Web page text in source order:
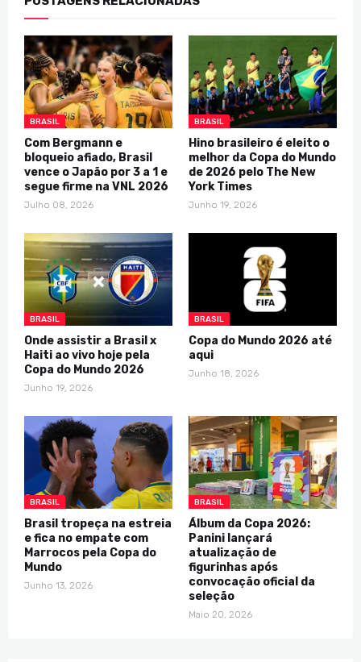
BRASIL
Com Bergmann e
bloqueio afiado, Brasil
vence o Japão por 3 a 1 e
segue firme na VNL 2026
Julho 08, 2026
BRASIL
Hino brasileiro é eleito o
melhor da Copa do Mundo
de 2026 pelo The New
York Times
Junho 19, 2026
BRASIL
Onde assistir a Brasil x
Haiti ao vivo hoje pela
Copa do Mundo 2026
Junho 19, 2026
BRASIL
Copa do Mundo 2026 até
aqui
Junho 18, 2026
BRASIL
Brasil tropeça na estreia
e fica no empate com
Marrocos pela Copa do
Mundo
Junho 13, 2026
BRASIL
Álbum da Copa 2026:
Panini lançará
atualização de
figurinhas após
convocação oficial da
seleção
Maio 20, 2026